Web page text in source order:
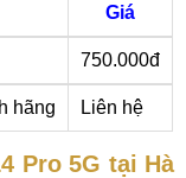
Giá
750.000đ
hãng Liên hệ
Pro 5G tại Hà